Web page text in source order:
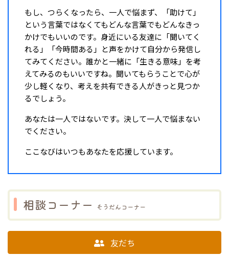
もし、つらくなったら、一人で悩まず、「助けて」
という言葉ではなくてもどんな言葉でもどんなきっ
かけでもいいのです。身近にいる友達に「聞いてく
れる」「今時間ある」と声をかけて自分から発信し
てみてください。誰かと一緒に「生きる意味」を考
えてみるのもいいですね。聞いてもらうことで心が
少し軽くなり、考えを共有できる人がきっと見つか
るでしょう。
あなたは一人ではないです。決して一人で悩まない
でください。
ここなびはいつもあなたを応援しています。
相談コーナー そうだんコーナー
友だち